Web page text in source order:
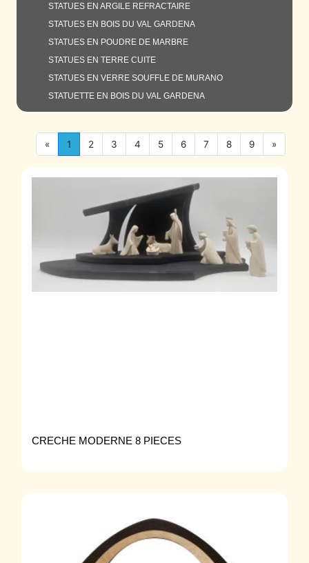
STATUES EN ARGILE REFRACTAIRE
STATUES EN BOIS DU VAL GARDENA
STATUES EN POUDRE DE MARBRE
STATUES EN TERRE CUITE
STATUES EN VERRE SOUFFLE DE MURANO
STATUETTE EN BOIS DU VAL GARDENA
« 1 2 3 4 5 6 7 8 9 »
CRECHE MODERNE 8 PIECES